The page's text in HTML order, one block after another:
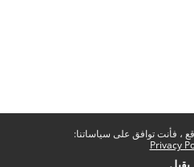
، فأنت توافق على سياساتنا:
Privacy